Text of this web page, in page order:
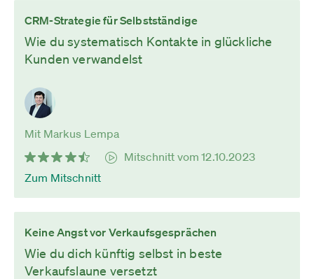
CRM-Strategie für Selbstständige
Wie du systematisch Kontakte in glückliche
Kunden verwandelst
Mit Markus Lempa
Mitschnitt vom 12.10.2023
Zum Mitschnitt
Keine Angst vor Verkaufsgesprächen
Wie du dich künftig selbst in beste
Verkaufslaune versetzt